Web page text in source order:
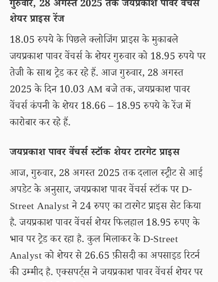
गुरुवार, 28 अगस्त 2025 तक जयप्रकाश पावर वेंचर्स
शेयर प्राइस रेंज
18.05 रुपये के पिछले क्लोजिंग प्राइस के मुकाबले
जयप्रकाश पावर वेंचर्स के शेयर गुरुवार को 18.95 रुपये पर
तेजी के साथ ट्रेड कर रहे हैं. आज गुरुवार, 28 अगस्त
2025 के दिन 10.03 AM बजे तक, जयप्रकाश पावर
वेंचर्स कंपनी के शेयर 18.66 – 18.95 रुपये के रेंज में
कारोबार कर रहे हैं.
जयप्रकाश पावर वेंचर्स स्टॉक शेयर टारगेट प्राइस
आज, गुरुवार, 28 अगस्त 2025 तक दलाल स्ट्रीट से आई
अपडेट के अनुसार, जयप्रकाश पावर वेंचर्स स्टॉक पर D-
Street Analyst ने 24 रुपए का टारगेट प्राइस सेट किया
है. जयप्रकाश पावर वेंचर्स शेयर फिलहाल 18.95 रुपए के
भाव पर ट्रेड कर रहा है. कुल मिलाकर के D-Street
Analyst को शेयर से 26.65 फ़ीसदी का अपसाइड रिटर्न
की उम्मीद है. एक्सपर्ट्स ने जयप्रकाश पावर वेंचर्स शेयर पर